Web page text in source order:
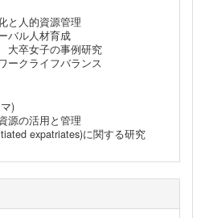
と人的資源管理
バル人材育成
大卒女子の事例研究
ークライフバランス
)
源の活用と管理
expatriates)に関する研究